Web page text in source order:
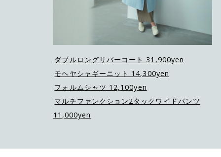
ダブルロングリバーコート 31,900yen
モヘヤシャギーニット 14,300yen
フォルムシャツ 12,100yen
マルチファンクション2タックワイドパンツ
11,000yen